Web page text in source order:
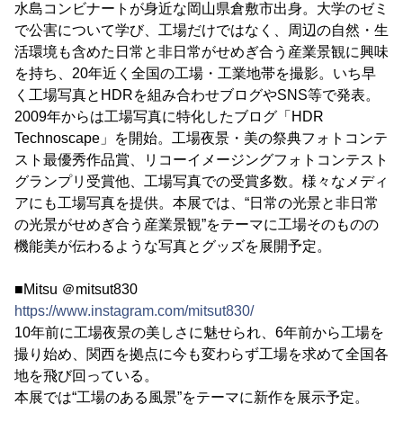
水島コンビナートが身近な岡山県倉敷市出身。大学のゼミ
で公害について学び、工場だけではなく、周辺の自然・生
活環境も含めた日常と非日常がせめぎ合う産業景観に興味
を持ち、20年近く全国の工場・工業地帯を撮影。いち早
く工場写真とHDRを組み合わせブログやSNS等で発表。
2009年からは工場写真に特化したブログ「HDR
Technoscape」を開始。工場夜景・美の祭典フォトコンテ
スト最優秀作品賞、リコーイメージングフォトコンテスト
グランプリ受賞他、工場写真での受賞多数。様々なメディ
アにも工場写真を提供。本展では、“日常の光景と非日常
の光景がせめぎ合う産業景観”をテーマに工場そのものの
機能美が伝わるような写真とグッズを展開予定。
■Mitsu ＠mitsut830
https://www.instagram.com/mitsut830/
10年前に工場夜景の美しさに魅せられ、6年前から工場を
撮り始め、関西を拠点に今も変わらず工場を求めて全国各
地を飛び回っている。
本展では“工場のある風景”をテーマに新作を展示予定。